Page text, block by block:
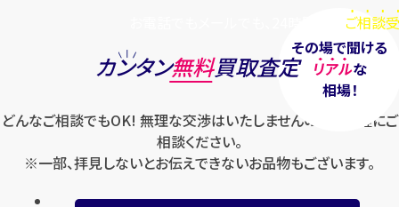
ご相談
その場で聞ける
リアルな
相場！
カンタン無料買取査定
どんなご相談でもOK! 無理な交渉はいたしませんのでお気軽にご
相談ください。
※一部、拝見しないとお伝えできないお品物もございます。